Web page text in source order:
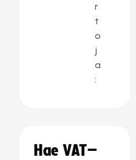
r
t
o
j
a
:
Hae VAT–